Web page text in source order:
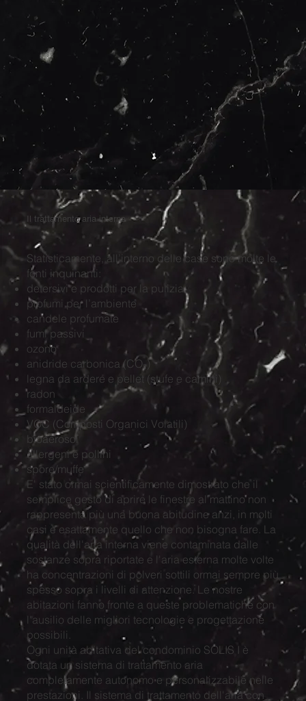
Il trattamento aria interna
Statisticamente, all’interno delle case sono molte le
fonti inquinanti:
detersivi e prodotti per la pulizia
profumi per l’ambiente
candele profumate
fumi passivi
ozono
anidride carbonica (CO₂)
legna da ardere e pellet (stufe e camini)
radon
formaldeide
VOC (Composti Organici Volatili)
bioaerosol
allergeni e pollini
spore/muffe
E' stato ormai scientificamente dimostrato che il
semplice gesto di aprire le finestre al mattino non
rappresenta più una buona abitudine anzi, in molti
casi è esattamente quello che non bisogna fare. La
qualità dell'aria interna viene contaminata dalle
sostanze sopra riportate e l'aria esterna molte volte
ha concentrazioni di polveri sottili ormai sempre più
spesso sopra i livelli di attenzione. Le nostre
abitazioni fanno fronte a queste problematiche con
l'ausilio delle migliori tecnologie e progettazione
possibili.
Ogni unità abitativa del condominio SOLIS I è
dotata un sistema di trattamento aria
completamente autonomo e personalizzabile nelle
prestazioni. Il sistema di trattamento dell'aria con